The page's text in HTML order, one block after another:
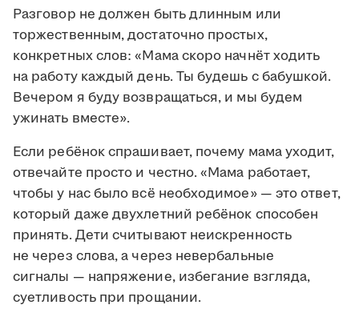
Разговор не должен быть длинным или
торжественным, достаточно простых,
конкретных слов: «Мама скоро начнёт ходить
на работу каждый день. Ты будешь с бабушкой.
Вечером я буду возвращаться, и мы будем
ужинать вместе».
Если ребёнок спрашивает, почему мама уходит,
отвечайте просто и честно. «Мама работает,
чтобы у нас было всё необходимое» — это ответ,
который даже двухлетний ребёнок способен
принять. Дети считывают неискренность
не через слова, а через невербальные
сигналы — напряжение, избегание взгляда,
суетливость при прощании.